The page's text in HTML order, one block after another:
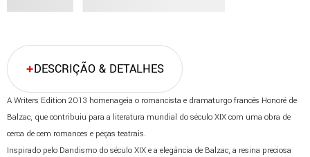
DESCRIÇÃO & DETALHES
A Writers Edition 2013 homenageia o romancista e dramaturgo francês Honoré de
Balzac, que contribuiu para a literatura mundial do século XIX com uma obra de
cerca de cem romances e peças teatrais.
Inspirado pelo Dandismo do século XIX e a elegância de Balzac, a resina preciosa